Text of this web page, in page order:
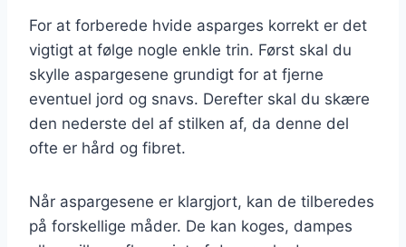
For at forberede hvide asparges korrekt er det
vigtigt at følge nogle enkle trin. Først skal du
skylle aspargesene grundigt for at fjerne
eventuel jord og snavs. Derefter skal du skære
den nederste del af stilken af, da denne del
ofte er hård og fibret.
Når aspargesene er klargjort, kan de tilberedes
på forskellige måder. De kan koges, dampes